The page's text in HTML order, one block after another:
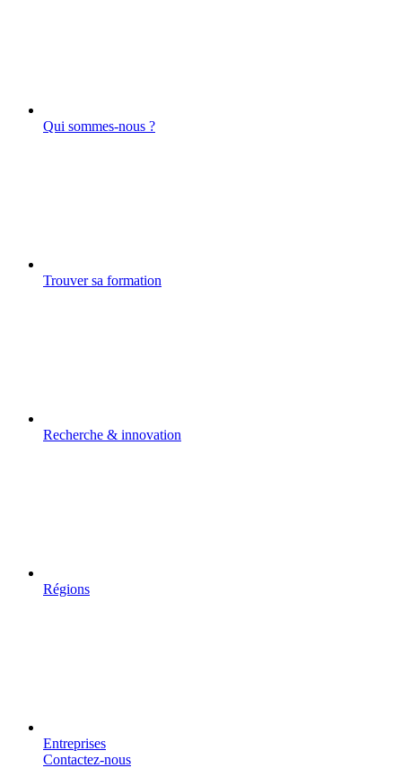
Qui sommes-nous ?
Trouver sa formation
Recherche & innovation
Régions
Entreprises
Contactez-nous